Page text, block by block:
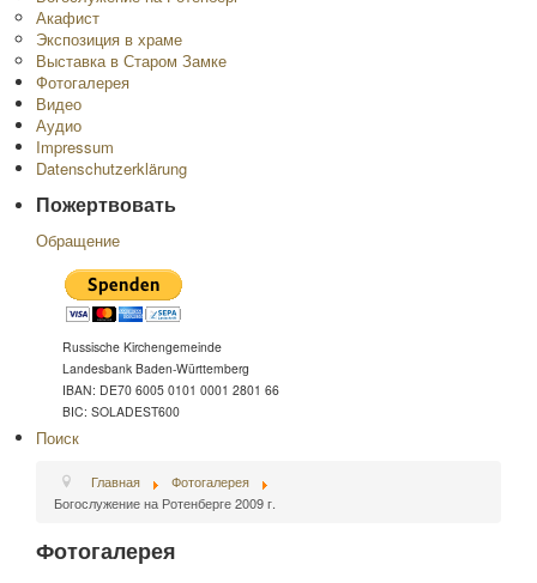
Акафист
Экспозиция в храме
Выставка в Старом Замке
Фотогалерея
Видео
Аудио
Impressum
Datenschutzerklärung
Пожертвовать
Обращение
Russische Kirchengemeinde
Landesbank Baden-Württemberg
IBAN: DE70 6005 0101 0001 2801 66
BIC: SOLADEST600
Поиск
Главная
Фотогалерея
Богослужение на Ротенберге 2009 г.
Фотогалерея